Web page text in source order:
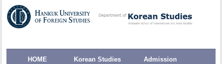
HOME Korean Studies Admission